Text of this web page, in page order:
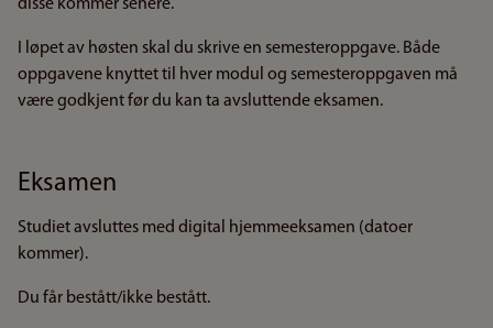
disse kommer senere.
I løpet av høsten skal du skrive en semesteroppgave. Både
oppgavene knyttet til hver modul og semesteroppgaven må
være godkjent før du kan ta avsluttende eksamen.
Eksamen
Studiet avsluttes med digital hjemmeeksamen (datoer
kommer).
Du får bestått/ikke bestått.